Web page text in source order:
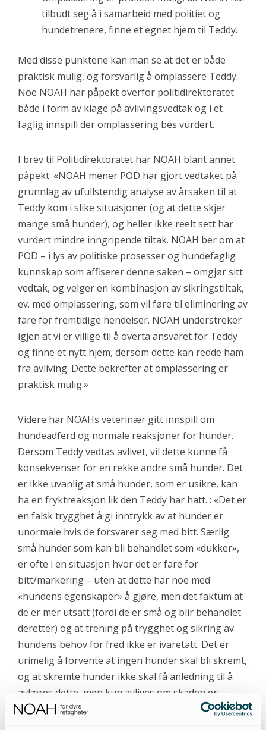
tilbudt seg å i samarbeid med politiet og
hundetrenere, finne et egnet hjem til Teddy.
Med disse punktene kan man se at det er både
praktisk mulig, og forsvarlig å omplassere Teddy.
Noe NOAH har påpekt overfor politidirektoratet
både i form av klage på avlivingsvedtak og i et
faglig innspill der omplassering bes vurdert.
I brev til Politidirektoratet har NOAH blant annet
påpekt: «NOAH mener POD har gjort vedtaket på
grunnlag av ufullstendig analyse av årsaken til at
Teddy kom i slike situasjoner (og at dette skjer
mange små hunder), og heller ikke reelt sett har
vurdert mindre inngripende tiltak. NOAH ber om at
POD – i lys av politiske prosesser og hundefaglig
kunnskap som affiserer denne saken – omgjør sitt
vedtak, og velger en kombinasjon av sikringstiltak,
ev. med omplassering, som vil føre til eliminering av
fare for fremtidige hendelser. NOAH understreker
igjen at vi er villige til å overta ansvaret for Teddy
og finne et nytt hjem, dersom dette kan redde ham
fra avliving. Dette bekrefter at omplassering er
praktisk mulig.»
Videre har NOAHs veterinær gitt innspill om
hundeadferd og normale reaksjoner for hunder.
Dersom Teddy vedtas avlivet, vil dette kunne få
konsekvenser for en rekke andre små hunder. Det
er ikke uvanlig at små hunder, som er usikre, kan
ha en fryktreaksjon lik den Teddy har hatt. : «Det er
en falsk trygghet å gi inntrykk av at hunder er
unormale hvis de forsvarer seg med bitt. Særlig
små hunder som kan bli behandlet som «dukker»,
er ofte i en situasjon hvor det er fare for
bitt/markering – uten at dette har noe med
«hundens egenskaper» å gjøre, men det faktum at
de er mer utsatt (fordi de er små og blir behandlet
deretter) og at trening på trygghet og sikring av
hundens behov for fred ikke er ivaretatt. Det er
urimelig å forvente at ingen hunder skal bli skremt,
og at skremte hunder ikke skal få anledning til å
avlæres dette, men kun avlives om skaden er
skjedd.»